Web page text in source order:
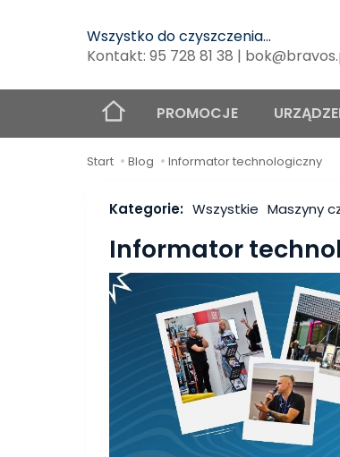
Wszystko do czyszczenia...
Kontakt: 95 728 81 38 |
PROMOCJE
Start Blog Informator technologiczny
Kategorie: Wszystkie Maszyny
Informator